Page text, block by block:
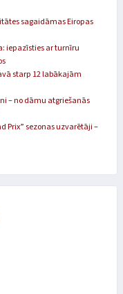
sagaidāmas Eiropas
iepazīsties ar turnīru
starp 12 labākajām
– no dāmu atgriešanās
Prix” sezonas uzvarētāji –